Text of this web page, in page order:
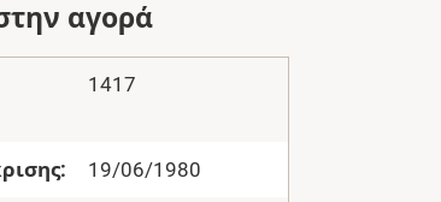
αγορά
1417
19/06/1980